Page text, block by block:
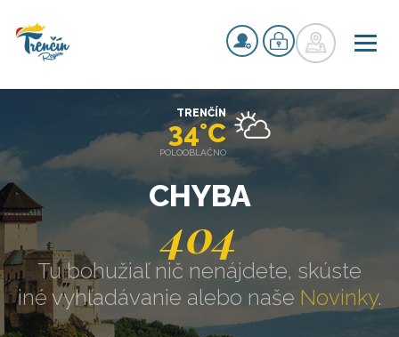
CHYBA
404
Tu bohužiaľ nič nenájdete, skúste
iné vyhľadávanie alebo naše Novinky.
TRENČÍN
34°C
POLOOBLAČNO